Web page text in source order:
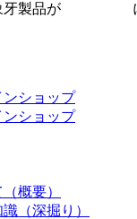
牙製品が
ンショップ
ショップ
概要）
（深掘り）